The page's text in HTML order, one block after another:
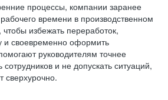
процессы, компании заранее
времени в производственном
избежать переработок,
и своевременно оформить
руководителям точнее
сотрудников и не допускать ситуаций,
сверхурочно.